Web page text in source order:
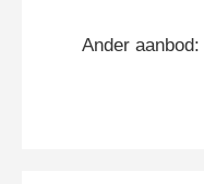
Ander aanbod: